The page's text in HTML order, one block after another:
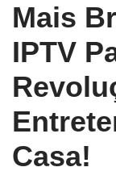
Mais
IPTV
Casa!